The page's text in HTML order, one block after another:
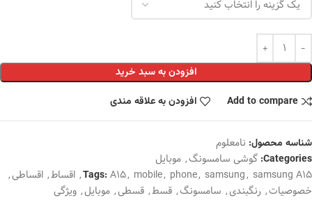
افزودن به سبد خرید
Add to compare
افزودن به علاقه مندی
شناسه محصول: نامعلوم
Categories: گوشی سامسونگ, موبایل
Tags:A15, mobile, phone, samsung, samsung A15
, اقساط, اقساطی,
خصوصیات, رنگبندی, سامسونگ, قسط, قسطی, موبایل, ویژگی